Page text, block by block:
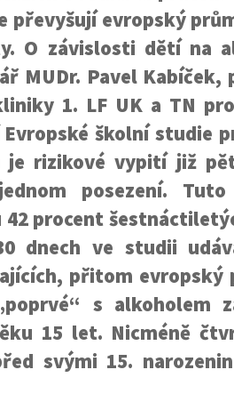
převyšují evropský
O závislosti dětí na
MUDr. Pavel Kabíček,
1. LF UK a TN
školní studie
je rizikové vypití již
posezení.
42 procent
dnech ve studii
přitom evropský
s alkoholem
15 let. Nicméně
svými 15.